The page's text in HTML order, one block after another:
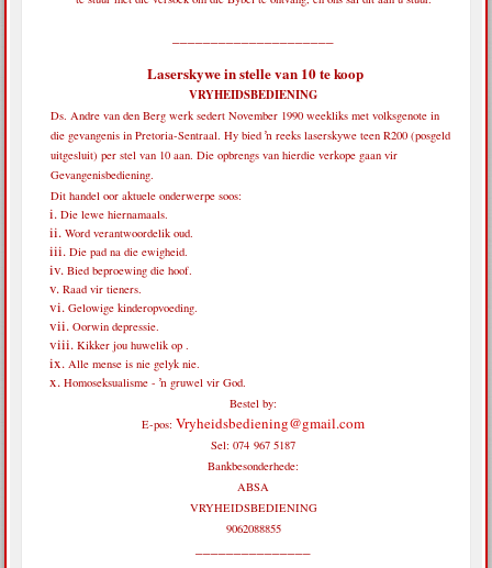
Laserskywe in stelle van 10 te koop
VRYHEIDSBEDIENING
Ds. Andre van den Berg werk sedert November 1990 weekliks met volksgenote in
die gevangenis in Pretoria-Sentraal. Hy bied ŉ reeks laserskywe teen R200 (posgeld
uitgesluit) per stel van 10 aan. Die opbrengs van hierdie verkope gaan vir
Gevangenisbediening.
Dit handel oor aktuele onderwerpe soos:
Die lewe hiernamaals.
Word verantwoordelik oud.
Die pad na die ewigheid.
Bied beproewing die hoof.
Raad vir tieners.
Gelowige kinderopvoeding.
Oorwin depressie.
Kikker jou huwelik op .
Alle mense is nie gelyk nie.
Homoseksualisme - ŉ gruwel vir God.
Bestel by:
E-pos: Vryheidsbediening@gmail.com
Sel: 074 967 5187
Bankbesonderhede:
ABSA
VRYHEIDSBEDIENING
9062088855